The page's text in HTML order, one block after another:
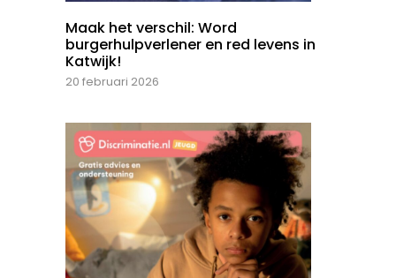
Maak het verschil: Word
burgerhulpverlener en red levens in
Katwijk!
20 februari 2026